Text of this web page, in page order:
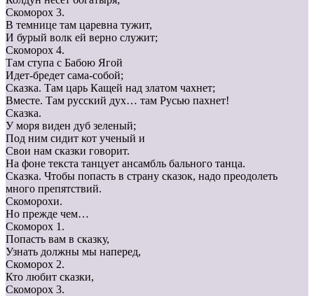
Скоморох 3.
В темнице там царевна тужит,
И бурый волк ей верно служит;
Скоморох 4.
Там ступа с Бабою Ягой
Идет-бредет сама-собой;
Сказка. Там царь Кащей над златом чахнет;
Вместе. Там русский дух… там Русью пахнет!
Сказка.
У моря виден дуб зеленый;
Под ним сидит кот ученый и
Свои нам сказки говорит.
На фоне текста танцует ансамбль бального танца.
Сказка. Чтобы попасть в страну сказок, надо преодолеть
много препятствий.
Скоморохи.
Но прежде чем…
Скоморох 1.
Попасть вам в сказку,
Узнать должны мы наперед,
Скоморох 2.
Кто любит сказки,
Скоморох 3.